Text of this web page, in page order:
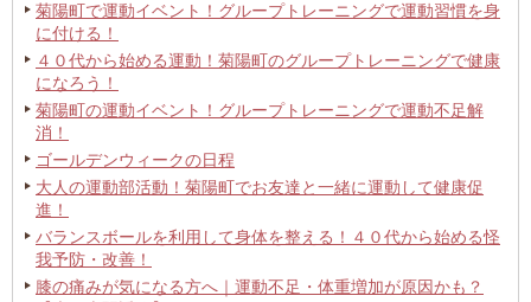
菊陽町で運動イベント！グループトレーニングで運動習慣を身
に付ける！
４０代から始める運動！菊陽町のグループトレーニングで健康
になろう！
菊陽町の運動イベント！グループトレーニングで運動不足解
消！
ゴールデンウィークの日程
大人の運動部活動！菊陽町でお友達と一緒に運動して健康促
進！
バランスボールを利用して身体を整える！４０代から始める怪
我予防・改善！
膝の痛みが気になる方へ｜運動不足・体重増加が原因かも？